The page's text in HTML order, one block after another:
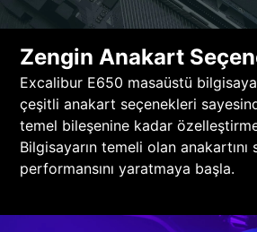
Zengin Anakart
Excalibur E650 masaüstü
çeşitli anakart seçenekleri
temel bileşenine kadar
Bilgisayarın temeli olan anakartını
performansını yaratmaya başla.